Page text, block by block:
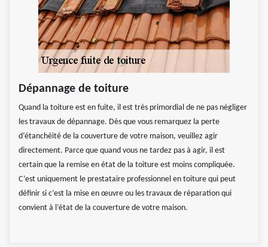
Dépannage de toiture
Quand la toiture est en fuite, il est très primordial de ne pas négliger
les travaux de dépannage. Dès que vous remarquez la perte
d’étanchéité de la couverture de votre maison, veuillez agir
directement. Parce que quand vous ne tardez pas à agir, il est
certain que la remise en état de la toiture est moins compliquée.
C’est uniquement le prestataire professionnel en toiture qui peut
définir si c’est la mise en œuvre ou les travaux de réparation qui
convient à l’état de la couverture de votre maison.